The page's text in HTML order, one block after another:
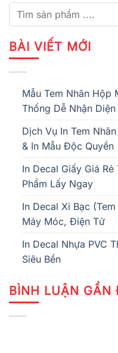
BÀI VIẾT MỚI
Mẫu Tem Nhãn Hộp
Thống Dễ Nhận Diện
Dịch Vụ In Tem
& In Mẫu Độc Quyền
In Decal Giấy Giá
Phẩm Lấy Ngay
In Decal Xi Bạc
Máy Móc, Điện Tử
In Decal Nhựa PVC
Siêu Bền
BÌNH LUẬN GẦN